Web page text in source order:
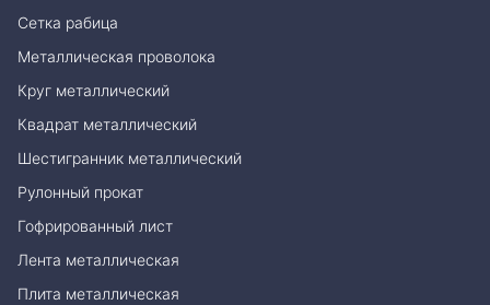
Сетка рабица
Металлическая проволока
Круг металлический
Квадрат металлический
Шестигранник металлический
Рулонный прокат
Гофрированный лист
Лента металлическая
Плита металлическая